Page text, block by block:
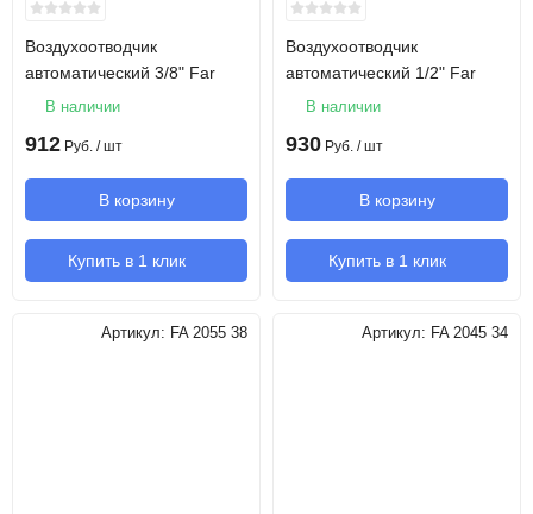
Воздухоотводчик
автоматический 3/8" Far
В наличии
912 Руб. / шт
В корзину
Купить в 1 клик
Воздухоотводчик
автоматический 1/2" Far
В наличии
930 Руб. / шт
В корзину
Купить в 1 клик
Артикул: FA 2055 38 Артикул: FA 2045 34